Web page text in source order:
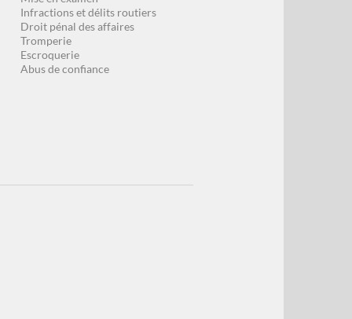
Infractions et délits routiers
Droit pénal des affaires
Tromperie
Escroquerie
Abus de confiance